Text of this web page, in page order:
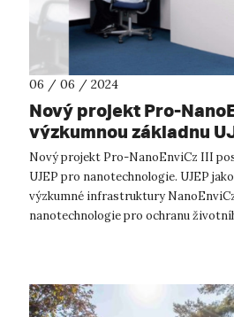
06 / 06 / 2024
Nový projekt Pro-
výzkumnou základnu
nanotechnologie
Nový projekt Pro-NanoEnviCz III
UJEP pro nanotechnologie. UJEP
výzkumné infrastruktury
nanotechnologie pro ochranu